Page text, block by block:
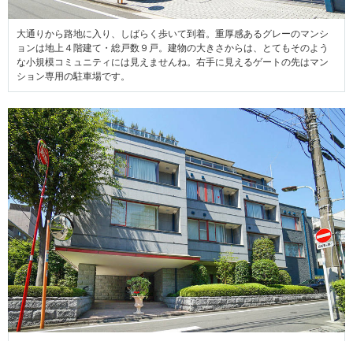
大通りから路地に入り、しばらく歩いて到着。重厚感あるグレーのマンシ
ョンは地上４階建て・総戸数９戸。建物の大きさからは、とてもそのよう
な小規模コミュニティには見えませんね。右手に見えるゲートの先はマン
ション専用の駐車場です。